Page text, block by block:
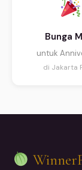
Bunga
untuk
di Jakarta